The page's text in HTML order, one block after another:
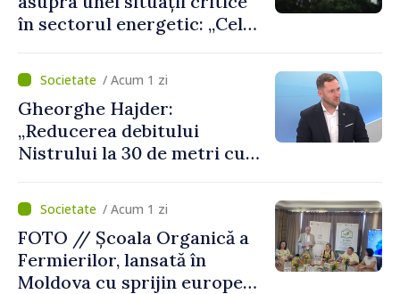
în sectorul energetic: „Cel
putea cumpăra nici curent
de avarie”/ Acum 1 zi
Gheorghe Hajder:
„Reducerea debitului
Nistrului la 30 de metri cubi
„catastrofă naturală”
/ Acum 1 zi
FOTO // Școala Organică a
Fermierilor, lansată în
Moldova cu sprijin european